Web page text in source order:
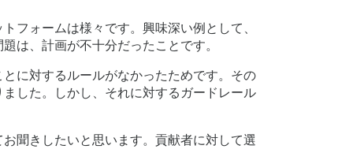
フォームは様々です。興味深い例として、
は、計画が不十分だったことです。
に対するルールがなかったためです。その
した。しかし、それに対するガードレール
聞きしたいと思います。貢献者に対して選